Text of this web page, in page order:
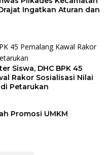
Ingatkan Aturan dan
Siswa, DHC BPK 45
Rakor Sosialisasi Nilai
Petarukan
Promosi UMKM